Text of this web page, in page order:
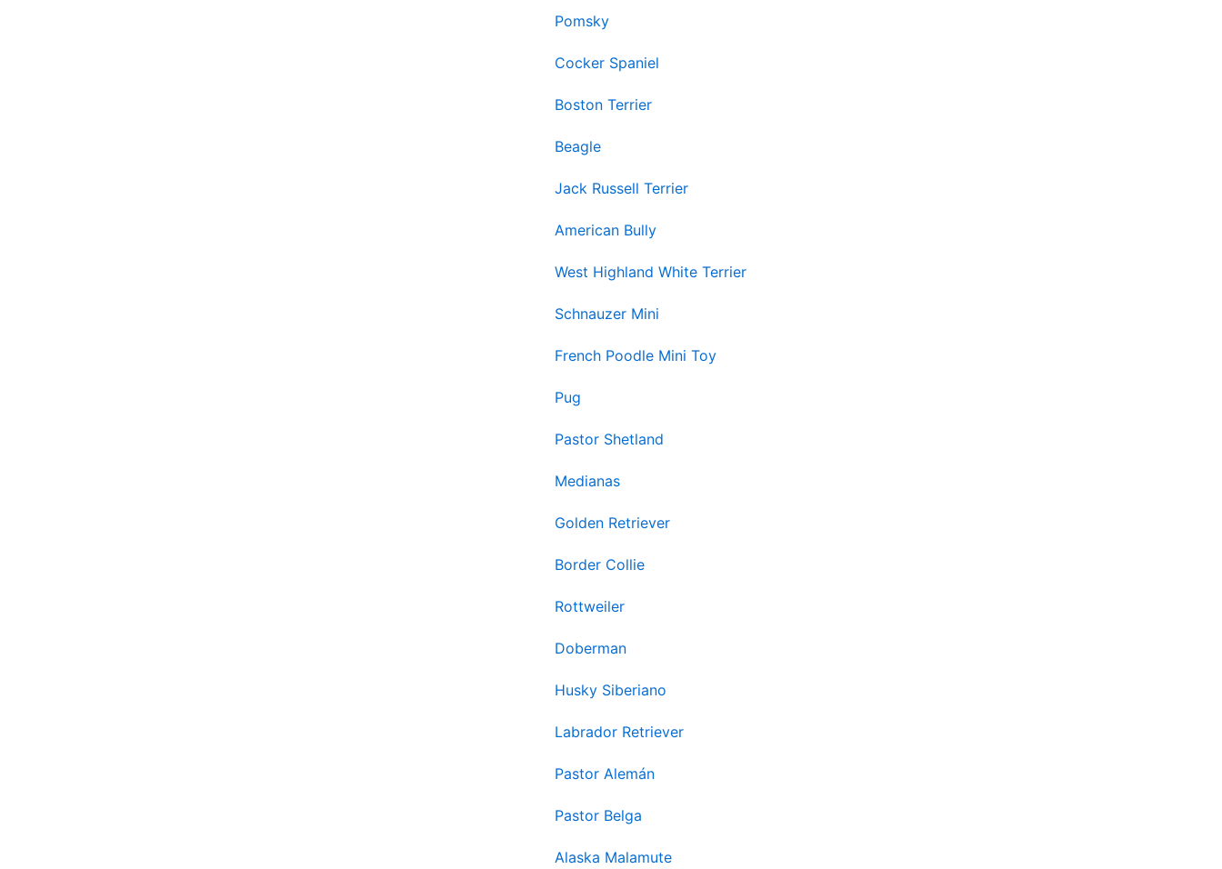
Pomsky
Cocker Spaniel
Boston Terrier
Beagle
Jack Russell Terrier
American Bully
West Highland White Terrier
Schnauzer Mini
French Poodle Mini Toy
Pug
Pastor Shetland
Medianas
Golden Retriever
Border Collie
Rottweiler
Doberman
Husky Siberiano
Labrador Retriever
Pastor Alemán
Pastor Belga
Alaska Malamute